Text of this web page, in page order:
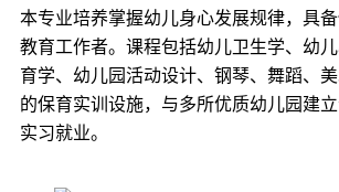
本专业培养掌握幼儿身心发展规律，具
教育工作者。课程包括幼儿卫生学、幼
育学、幼儿园活动设计、钢琴、舞蹈、
的保育实训设施，与多所优质幼儿园建
实习就业。